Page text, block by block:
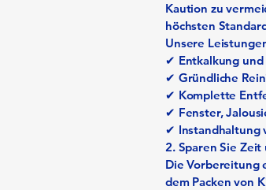
Kaution zu
höchsten
Unsere
✔ Entkalkung
✔ Gründliche
✔ Komplette
✔ Fenster,
✔ Instandhaltung
2. Sparen Sie
Die Vorbereitung
dem Packen von